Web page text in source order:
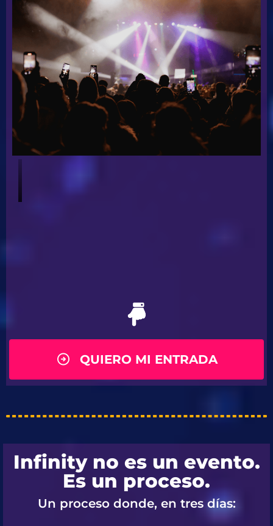
QUIERO MI ENTRADA
Infinity no es un evento.
Es un proceso.
Un proceso donde, en tres días: